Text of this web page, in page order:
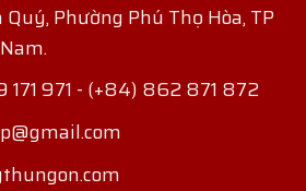
Quý, Phường Phú Thọ Hòa, TP
971 - (+84) 862 871 872